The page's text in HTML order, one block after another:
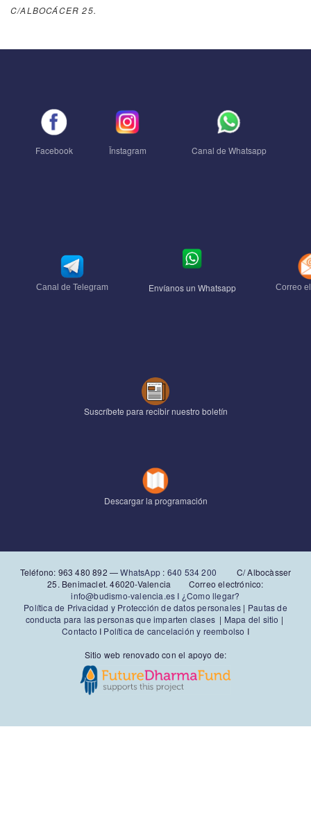
C/ALBOCÁCER 25.
Facebook Ïnstagram Canal de Whatsapp
Canal de Telegram Envíanos un Whatsapp Correo
Suscríbete para recibir nuestro boletín
Descargar la programación
Teléfono: 963 480 892‬ —WhatsApp : 640 534 200 C/ Albocàsser
25. Benimaclet. 46020-Valencia Correo electrónico:
info@budismo-valencia.es I ¿Como llegar?
Política de Privacidad y Protección de datos personales | Pautas de
conducta para las personas que imparten clases| Mapa del sitio |
Contacto I Política de cancelación y reembolso I
Sitio web renovado con el apoyo de: